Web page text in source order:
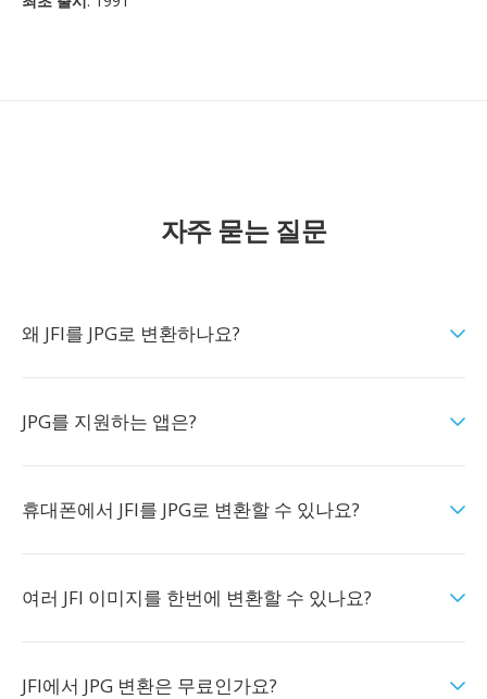
자주 묻는 질문
왜 JFI를 JPG로 변환하나요?
JPG를 지원하는 앱은?
휴대폰에서 JFI를 JPG로 변환할 수 있나요?
여러 JFI 이미지를 한번에 변환할 수 있나요?
JFI에서 JPG 변환은 무료인가요?